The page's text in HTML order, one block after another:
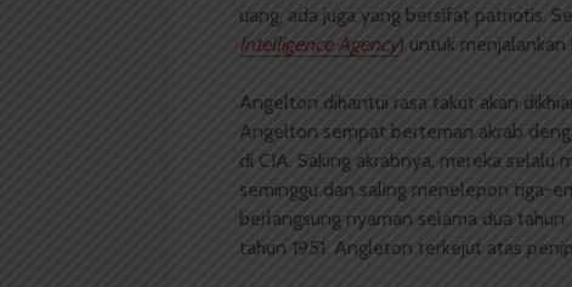
uang, ada juga yang bersifat patriotis.
Intelligence Agency) untuk menjalankan
Angelton dihantui rasa takut akan
Angelton sempat berteman akrab
di CIA. Saking akrabnya, mereka selalu
seminggu dan saling menelepon tiga-
berlangsung nyaman selama dua
tahun 1951. Angleton terkejut atas